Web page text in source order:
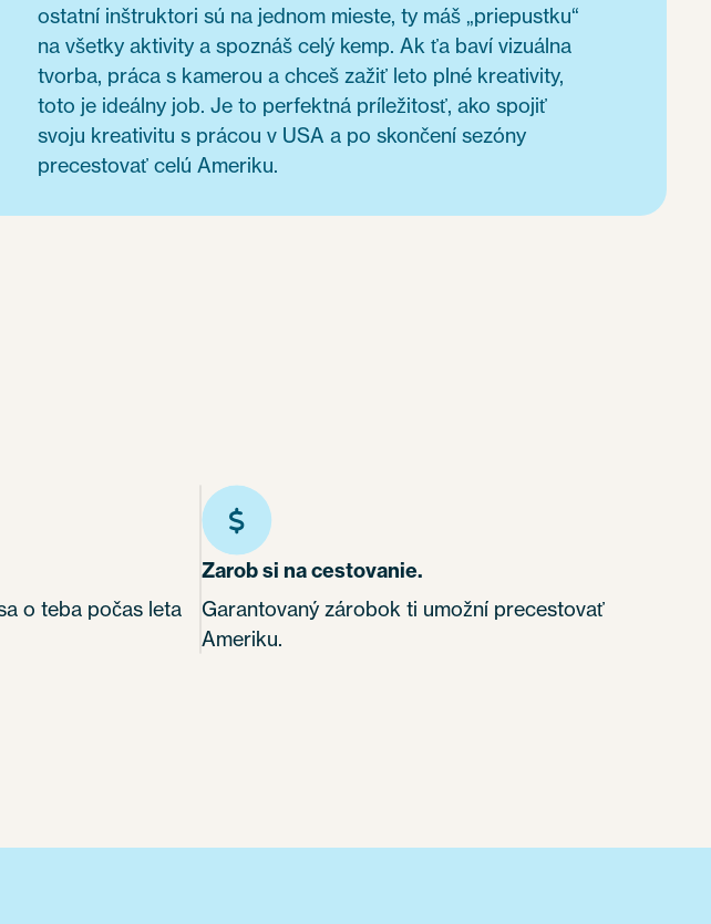
ostatní inštruktori sú na jednom mieste, ty máš „priepustku“
na všetky aktivity a spoznáš celý kemp. Ak ťa baví vizuálna
tvorba, práca s kamerou a chceš zažiť leto plné kreativity,
toto je ideálny job. Je to perfektná príležitosť, ako spojiť
svoju kreativitu s prácou v USA a po skončení sezóny
precestovať celú Ameriku.
o teba počas leta
Zarob si na cestovanie.
Garantovaný zárobok ti umožní precestovať
Ameriku.